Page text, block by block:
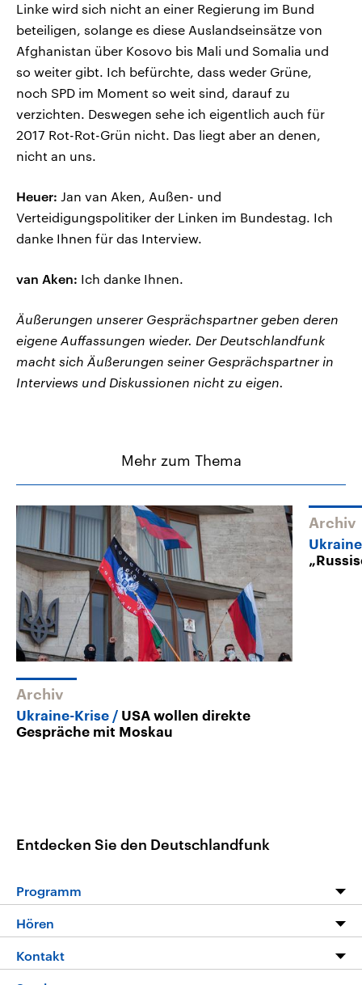
Linke wird sich nicht an einer Regierung im Bund
beteiligen, solange es diese Auslandseinsätze von
Afghanistan über Kosovo bis Mali und Somalia und
so weiter gibt. Ich befürchte, dass weder Grüne,
noch SPD im Moment so weit sind, darauf zu
verzichten. Deswegen sehe ich eigentlich auch für
2017 Rot-Rot-Grün nicht. Das liegt aber an denen,
nicht an uns.
Heuer: Jan van Aken, Außen- und
Verteidigungspolitiker der Linken im Bundestag. Ich
danke Ihnen für das Interview.
van Aken: Ich danke Ihnen.
Äußerungen unserer Gesprächspartner geben deren
eigene Auffassungen wieder. Der Deutschlandfunk
macht sich Äußerungen seiner Gesprächspartner in
Interviews und Diskussionen nicht zu eigen.
Mehr zum Thema
Archiv
Ukraine-Krise
USA wollen direkte
Gespräche mit Moskau
Archiv
Entdecken Sie den Deutschlandfunk
Programm
Programm
Die Nachrichten
Hören
Livestream
Kontakt